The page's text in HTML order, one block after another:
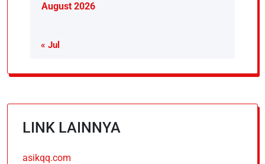
August 2026
« Jul
LINK LAINNYA
asikqq.com